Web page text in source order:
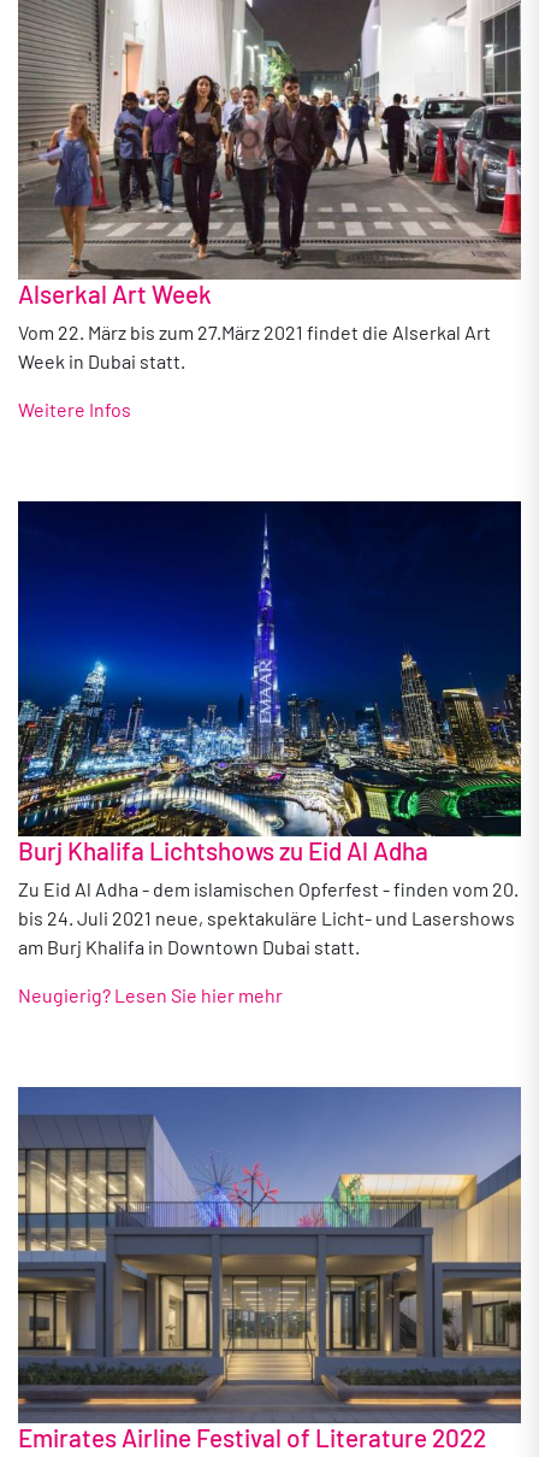
Alserkal Art Week
Vom 22. März bis zum 27.März 2021 findet die Alserkal Art
Week in Dubai statt.
Weitere Infos
Burj Khalifa Lichtshows zu Eid Al Adha
Zu Eid Al Adha - dem islamischen Opferfest - finden vom 20.
bis 24. Juli 2021 neue, spektakuläre Licht- und Lasershows
am Burj Khalifa in Downtown Dubai statt.
Neugierig? Lesen Sie hier mehr
Emirates Airline Festival of Literature 2022